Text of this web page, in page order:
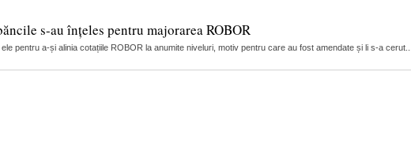
s-au înțeles pentru majorarea ROBOR
pentru a-și alinia cotațiile ROBOR la anumite niveluri, motiv pentru care au fost amendate și li s-a cerut...